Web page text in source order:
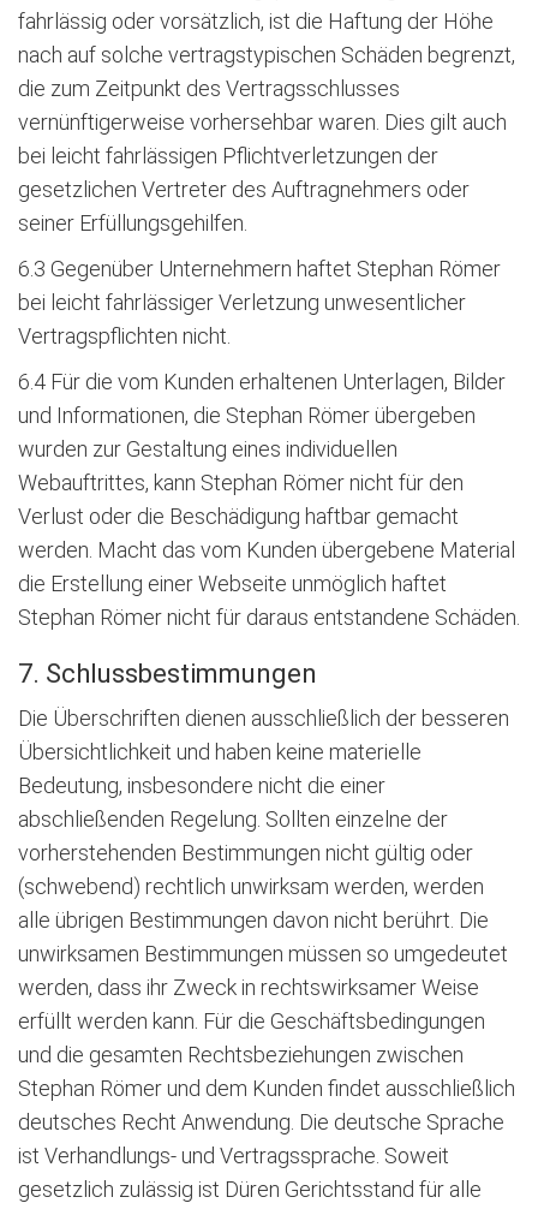
fahrlässig oder vorsätzlich, ist die Haftung der Höhe
nach auf solche vertragstypischen Schäden begrenzt,
die zum Zeitpunkt des Vertragsschlusses
vernünftigerweise vorhersehbar waren. Dies gilt auch
bei leicht fahrlässigen Pflichtverletzungen der
gesetzlichen Vertreter des Auftragnehmers oder
seiner Erfüllungsgehilfen.
6.3 Gegenüber Unternehmern haftet Stephan Römer
bei leicht fahrlässiger Verletzung unwesentlicher
Vertragspflichten nicht.
6.4 Für die vom Kunden erhaltenen Unterlagen, Bilder
und Informationen, die Stephan Römer übergeben
wurden zur Gestaltung eines individuellen
Webauftrittes, kann Stephan Römer nicht für den
Verlust oder die Beschädigung haftbar gemacht
werden. Macht das vom Kunden übergebene Material
die Erstellung einer Webseite unmöglich haftet
Stephan Römer nicht für daraus entstandene Schäden.
7. Schlussbestimmungen
Die Überschriften dienen ausschließlich der besseren
Übersichtlichkeit und haben keine materielle
Bedeutung, insbesondere nicht die einer
abschließenden Regelung. Sollten einzelne der
vorherstehenden Bestimmungen nicht gültig oder
(schwebend) rechtlich unwirksam werden, werden
alle übrigen Bestimmungen davon nicht berührt. Die
unwirksamen Bestimmungen müssen so umgedeutet
werden, dass ihr Zweck in rechtswirksamer Weise
erfüllt werden kann. Für die Geschäftsbedingungen
und die gesamten Rechtsbeziehungen zwischen
Stephan Römer und dem Kunden findet ausschließlich
deutsches Recht Anwendung. Die deutsche Sprache
ist Verhandlungs- und Vertragssprache. Soweit
gesetzlich zulässig ist Düren Gerichtsstand für alle